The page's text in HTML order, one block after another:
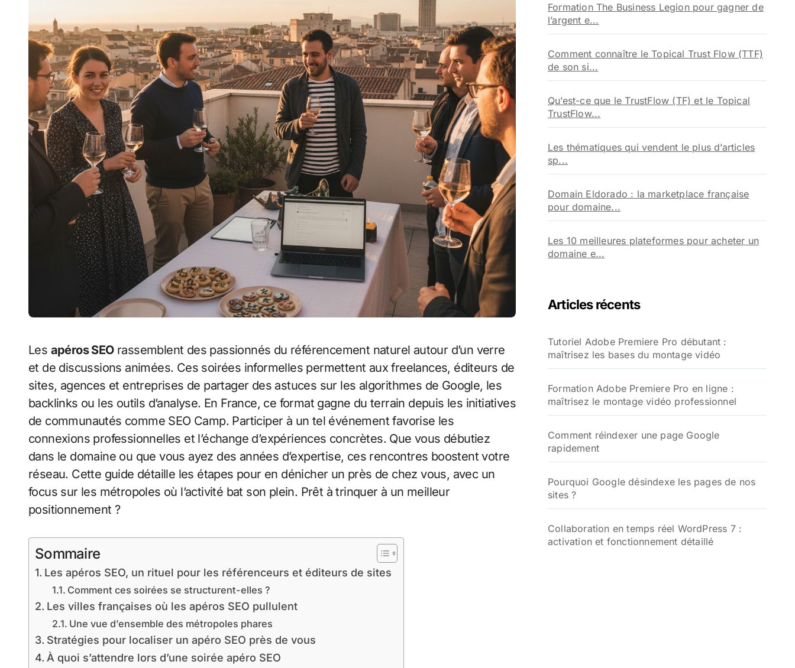
Les apéros SEOrassemblent des passionnés du référencement naturel autour d’un verre
et de discussions animées. Ces soirées informelles permettent aux freelances, éditeurs de
sites, agences et entreprises de partager des astuces sur les algorithmes de Google, les
backlinks ou les outils d’analyse. En France, ce format gagne du terrain depuis les initiatives
de communautés comme SEO Camp. Participer à un tel événement favorise les
connexions professionnelles et l’échange d’expériences concrètes. Que vous débutiez
dans le domaine ou que vous ayez des années d’expertise, ces rencontres boostent votre
réseau. Cette guide détaille les étapes pour en dénicher un près de chez vous, avec un
focus sur les métropoles où l’activité bat son plein. Prêt à trinquer à un meilleur
positionnement ?
Sommaire
Les apéros SEO, un rituel pour les référenceurs et éditeurs de sites
Comment ces soirées se structurent-elles ?
Les villes françaises où les apéros SEO pullulent
Une vue d’ensemble des métropoles phares
Stratégies pour localiser un apéro SEO près de vous
À quoi s’attendre lors d’une soirée apéro SEO
Formation The Business Legion pour gagner de
l’argent e...
Comment connaître le Topical Trust Flow (TTF)
de son si...
Qu’est-ce que le TrustFlow (TF) et le Topical
TrustFlow...
Les thématiques qui vendent le plus d’articles
sp...
Domain Eldorado : la marketplace française
pour domaine...
Les 10 meilleures plateformes pour acheter un
domaine e...
Articles récents
Tutoriel Adobe Premiere Pro débutant :
maîtrisez les bases du montage vidéo
Formation Adobe Premiere Pro en ligne :
maîtrisez le montage vidéo professionnel
Comment réindexer une page Google
rapidement
Pourquoi Google désindexe les pages de nos
sites ?
Collaboration en temps réel WordPress 7 :
activation et fonctionnement détaillé